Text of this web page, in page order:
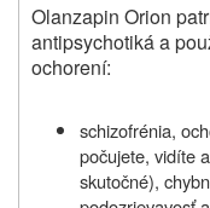
Olanzapin Orion
antipsychotikáa
ochorení:
schizofrénia,
počujete, vidíte
skutočné),